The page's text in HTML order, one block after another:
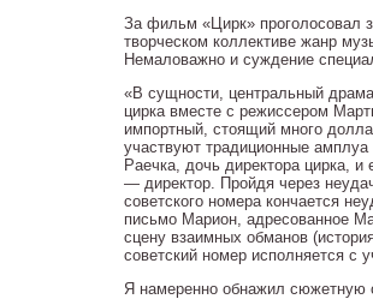
За фильм «Цирк» проголосовал
творческом коллективе жанр
Немаловажно и суждение
«В сущности, центральный
цирка вместе с режиссером
импортный, стоящий много
участвуют традиционные
Раечка, дочь директора цирка,
— директор. Пройдя через
советского номера кончается
письмо Марион, адресованное
сцену взаимных обманов
советский номер исполняется
Я намеренно обнажил сюжетную